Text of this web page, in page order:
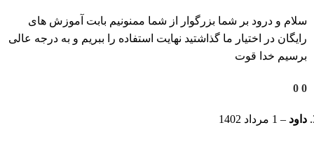
سلام و درود بر شما بزرگوار از شما ممنونیم بابت آموزش های
رایگان در اختیار ما گذاشتید نهایت استفاده را ببریم و به درجه عالی
برسیم خدا قوت
0
0
داود – 1 مرداد 1402